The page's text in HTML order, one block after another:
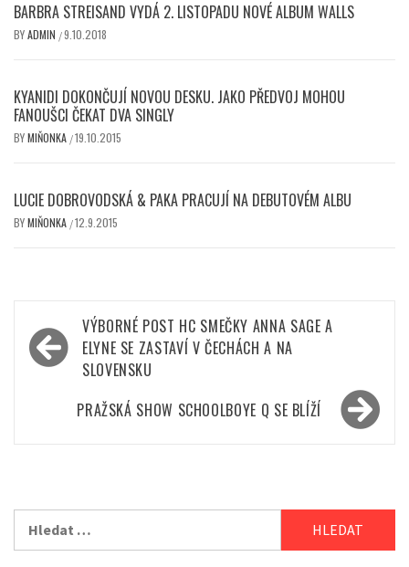
BARBRA STREISAND VYDÁ 2. LISTOPADU NOVÉ ALBUM WALLS
BYADMIN /9.10.2018
KYANIDI DOKONČUJÍ NOVOU DESKU. JAKO PŘEDVOJ MOHOU
FANOUŠCI ČEKAT DVA SINGLY
BYMIŇONKA /19.10.2015
LUCIE DOBROVODSKÁ & PAKA PRACUJÍ NA DEBUTOVÉM ALBU
BYMIŇONKA /12.9.2015
Navigace
pro
příspěvek
VÝBORNÉ POST HC SMEČKY ANNA SAGE A
ELYNE SE ZASTAVÍ V ČECHÁCH A NA
SLOVENSKU
PRAŽSKÁ SHOW SCHOOLBOYE Q SE BLÍŽÍ